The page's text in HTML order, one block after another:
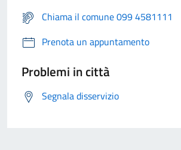
Chiama il comune 099 4581111
Prenota un appuntamento
Problemi in città
Segnala disservizio